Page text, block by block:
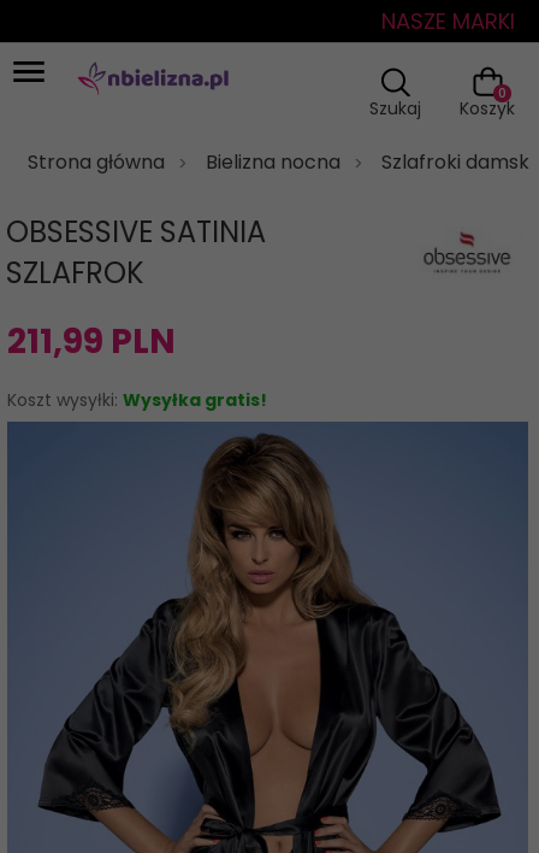
NASZE MARKI
Szukaj Koszyk
0
Strona główna Bielizna nocna Szlafroki
OBSESSIVE SATINIA
SZLAFROK
211,99 PLN
Koszt wysyłki: Wysyłka gratis!